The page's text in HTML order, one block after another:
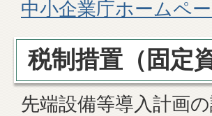
中小企業庁ホームペ
税制措置（固定
先端設備等導入計画